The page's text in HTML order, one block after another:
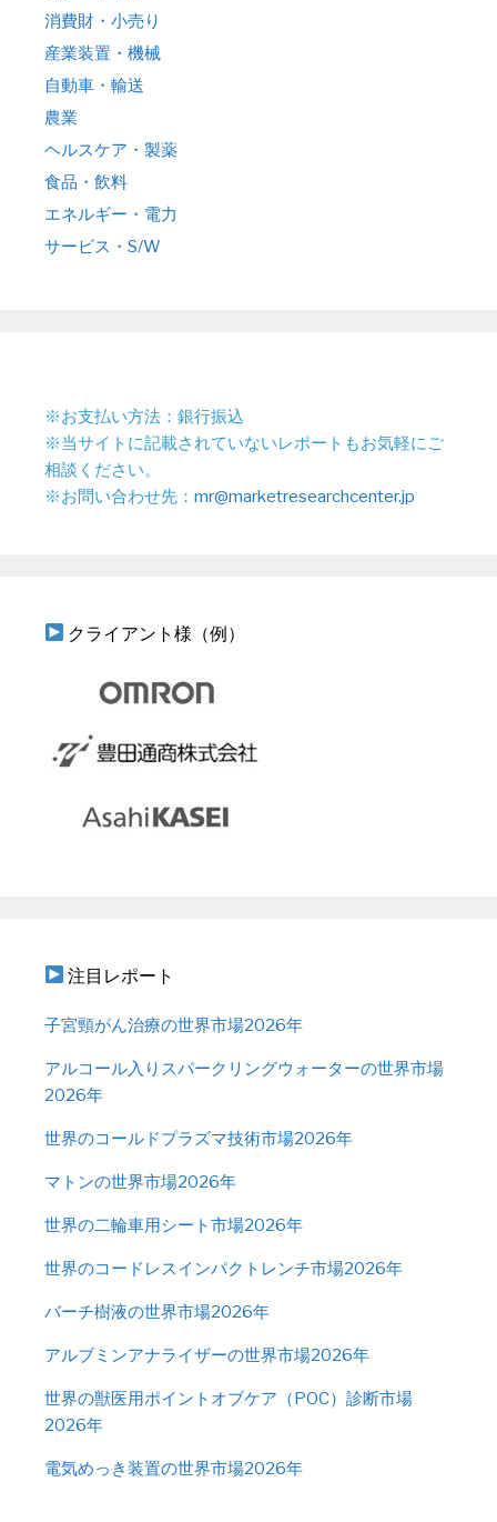
消費財・小売り
産業装置・機械
自動車・輸送
農業
ヘルスケア・製薬
食品・飲料
エネルギー・電力
サービス・S/W
※お支払い方法：銀行振込
※当サイトに記載されていないレポートもお気軽にご
相談ください。
※お問い合わせ先： mr@marketresearchcenter.jp
クライアント様（例）
注目レポート
子宮頸がん治療の世界市場2026年
アルコール入りスパークリングウォーターの世界市場
2026年
世界のコールドプラズマ技術市場2026年
マトンの世界市場2026年
世界の二輪車用シート市場2026年
世界のコードレスインパクトレンチ市場2026年
バーチ樹液の世界市場2026年
アルブミンアナライザーの世界市場2026年
世界の獣医用ポイントオブケア（POC）診断市場
2026年
電気めっき装置の世界市場2026年